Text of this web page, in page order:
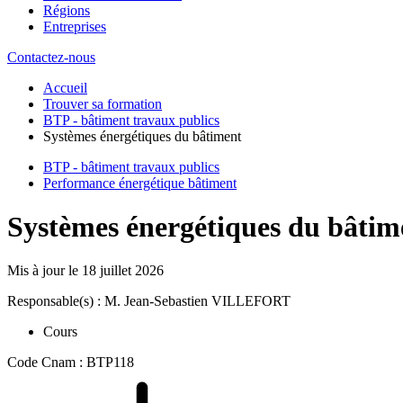
Régions
Entreprises
Contactez-nous
Accueil
Trouver sa formation
BTP - bâtiment travaux publics
Systèmes énergétiques du bâtiment
BTP - bâtiment travaux publics
Performance énergétique bâtiment
Systèmes énergétiques du
Mis à jour le 18 juillet 2026
Responsable(s) : M. Jean-Sebastien VILLEFORT
Cours
Code Cnam : BTP118